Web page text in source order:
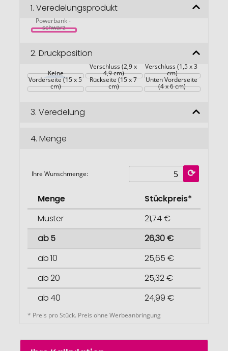
Bildgalerie
springen
1. Veredelungsprodukt
DIN A5
Powerbank -
schwarz
2. Druckposition
Keine
Verschluss (2,9 x
4,9 cm)
Verschluss (1,5 x 3
cm)
Vorderseite (15 x 5
cm)
Rückseite (15 x 7
cm)
Unten Vorderseite
(4 x 6 cm)
3. Veredelung
4. Menge
Ihre Wunschmenge:
Menge
Stückpreis*
Muster
21,74 €
ab 5
26,30 €
ab 10
25,65 €
ab 20
25,32 €
ab 40
24,99 €
* Preis pro Stück. Preis ohne Werbeanbringung